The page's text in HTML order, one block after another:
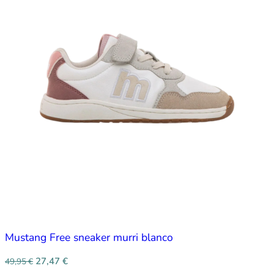
Mustang Free sneaker murri blanco
49,95€ 27,47 €